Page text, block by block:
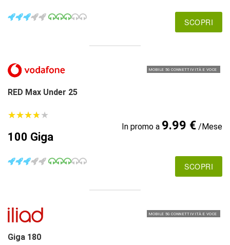
SCOPRI
MOBILE 5G CONNETTIVITÀ E VOCE
RED Max Under 25
★★★★★
★★★★★
100 Giga
In promo a 9.99 €/Mese
SCOPRI
MOBILE 5G CONNETTIVITÀ E VOCE
Giga 180